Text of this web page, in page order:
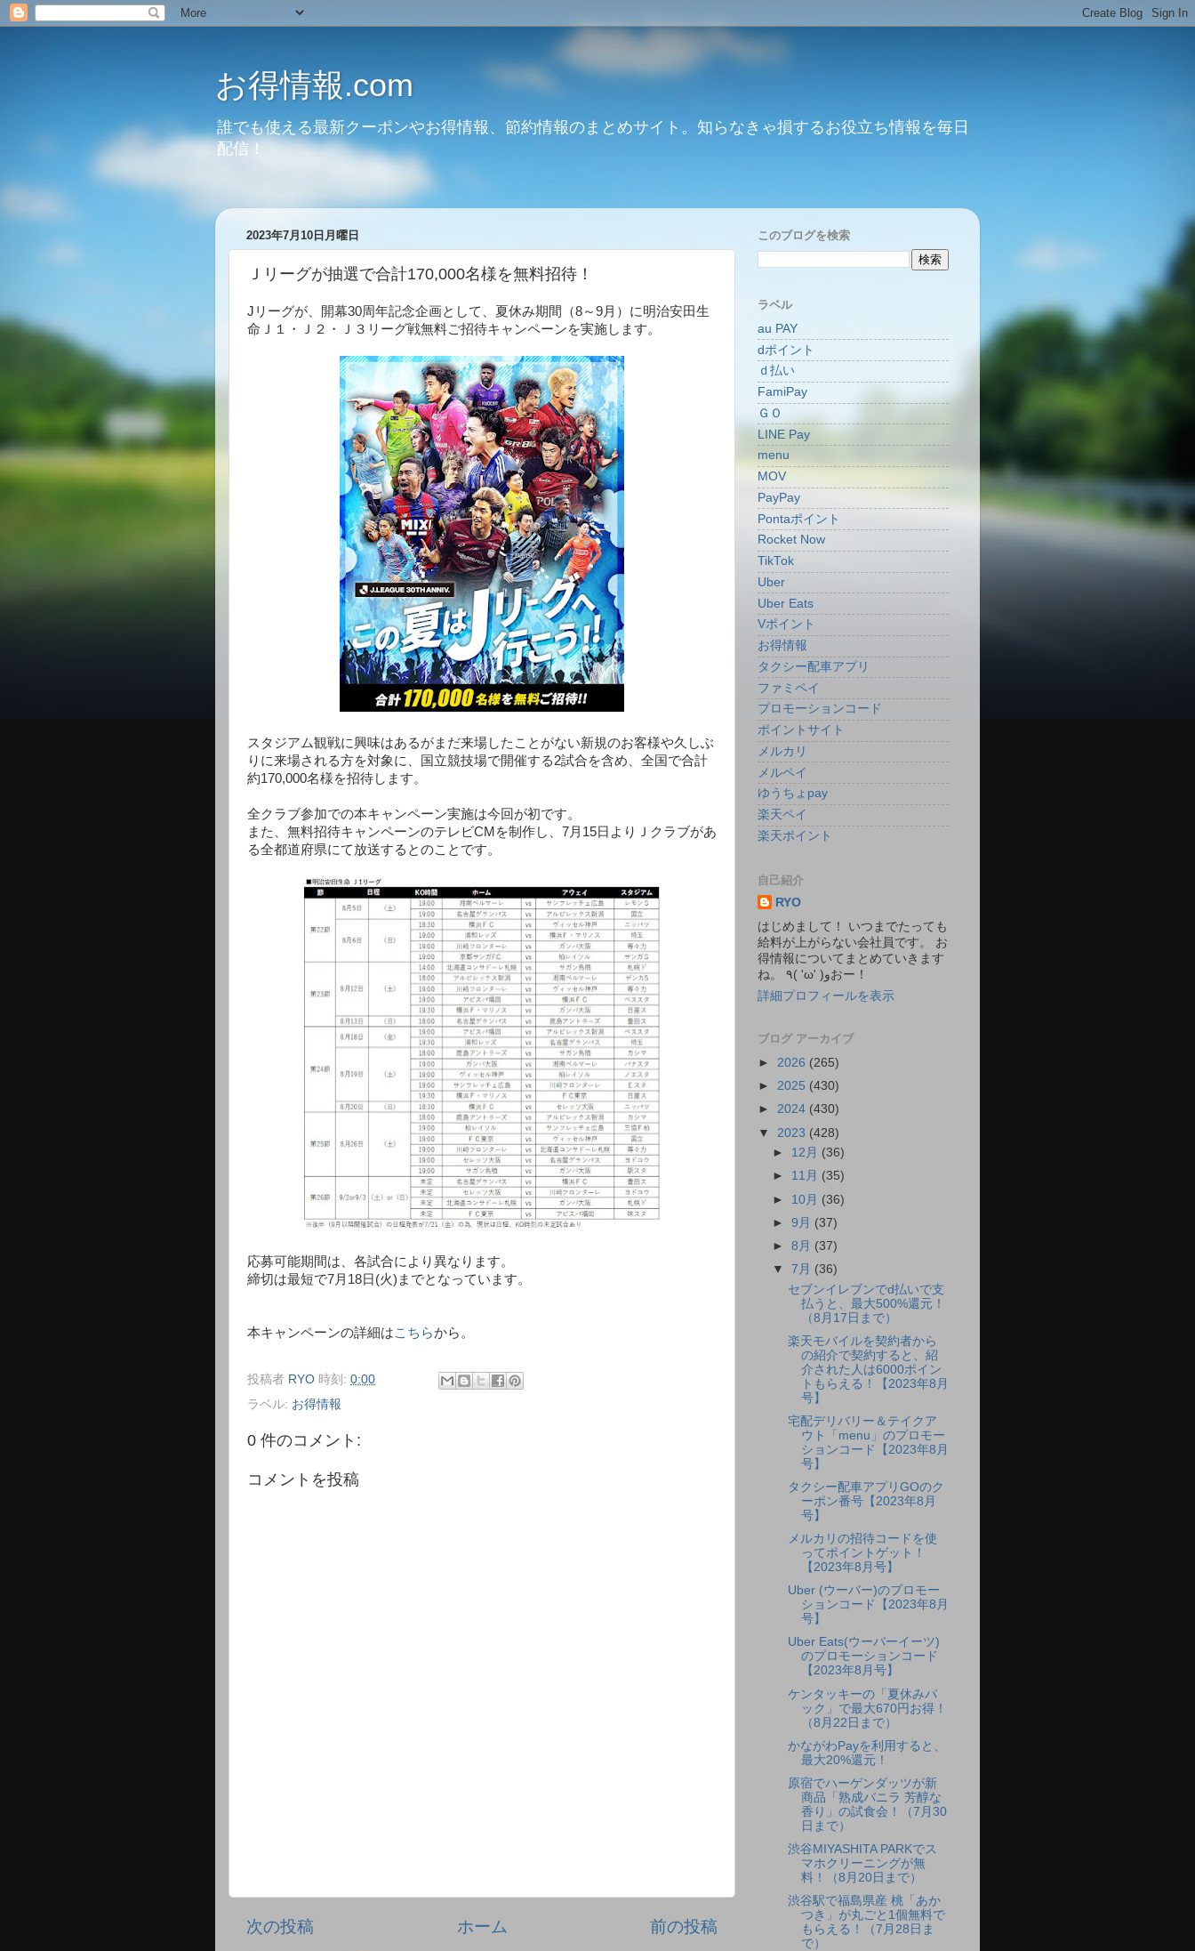
お得情報.com
誰でも使える最新クーポンやお得情報、節約情報のまとめサイト。知らなきゃ損するお役立ち情報を毎日
配信！
2023年7月10日月曜日
Ｊリーグが抽選で合計170,000名様を無料招待！
Jリーグが、開幕30周年記念企画として、夏休み期間（8～9月）に明治安田生
命Ｊ１・Ｊ２・Ｊ３リーグ戦無料ご招待キャンペーンを実施します。
スタジアム観戦に興味はあるがまだ来場したことがない新規のお客様や久しぶ
りに来場される方を対象に、国立競技場で開催する2試合を含め、全国で合計
約170,000名様を招待します。
全クラブ参加での本キャンペーン実施は今回が初です。
また、無料招待キャンペーンのテレビCMを制作し、7月15日よりＪクラブがあ
る全都道府県にて放送するとのことです。
応募可能期間は、各試合により異なります。
締切は最短で7月18日(火)までとなっています。
本キャンペーンの詳細はこちらから。
投稿者 RYO 時刻: 0:00
ラベル: お得情報
0 件のコメント:
コメントを投稿
次の投稿 前の投稿
ホーム
このブログを検索
ラベル
au PAY
dポイント
ｄ払い
FamiPay
ＧＯ
LINE Pay
menu
MOV
PayPay
Pontaポイント
Rocket Now
TikTok
Uber
Uber Eats
Vポイント
お得情報
タクシー配車アプリ
ファミペイ
プロモーションコード
ポイントサイト
メルカリ
メルペイ
ゆうちょpay
楽天ペイ
楽天ポイント
自己紹介
RYO
はじめまして！ いつまでたっても
給料が上がらない会社員です。 お
得情報についてまとめていきます
ね。 ٩( 'ω' )وおー！
詳細プロフィールを表示
ブログ アーカイブ
► 2026 (265)
► 2025 (430)
► 2024 (430)
▼ 2023 (428)
► 12月 (36)
► 11月 (35)
► 10月 (36)
►9月 (37)
►8月 (37)
▼7月 (36)
セブンイレブンでd払いで支
払うと、最大500%還元！
（8月17日まで）
楽天モバイルを契約者から
の紹介で契約すると、紹
介された人は6000ポイン
トもらえる！【2023年8月
号】
宅配デリバリー＆テイクア
ウト「menu」のプロモー
ションコード【2023年8月
号】
タクシー配車アプリGOのク
ーポン番号【2023年8月
号】
メルカリの招待コードを使
ってポイントゲット！
【2023年8月号】
Uber (ウーバー)のプロモー
ションコード【2023年8月
号】
Uber Eats(ウーバーイーツ)
のプロモーションコード
【2023年8月号】
ケンタッキーの「夏休みパ
ック」で最大670円お得！
（8月22日まで）
かながわPayを利用すると、
最大20%還元！
原宿でハーゲンダッツが新
商品「熟成バニラ 芳醇な
香り」の試食会！（7月30
日まで）
渋谷MIYASHITA PARKでス
マホクリーニングが無
料！（8月20日まで）
渋谷駅で福島県産 桃「あか
つき」が丸ごと1個無料で
もらえる！（7月28日ま
で）